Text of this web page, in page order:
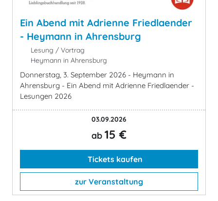
Ein Abend mit Adrienne Friedlaender
- Heymann in Ahrensburg
Lesung / Vortrag
Heymann in Ahrensburg
Donnerstag, 3. September 2026 - Heymann in
Ahrensburg - Ein Abend mit Adrienne Friedlaender -
Lesungen 2026
03.09.2026
ab 15 €
Tickets kaufen
zur Veranstaltung